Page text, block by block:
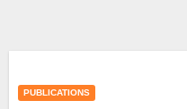
PUBLICATIONS